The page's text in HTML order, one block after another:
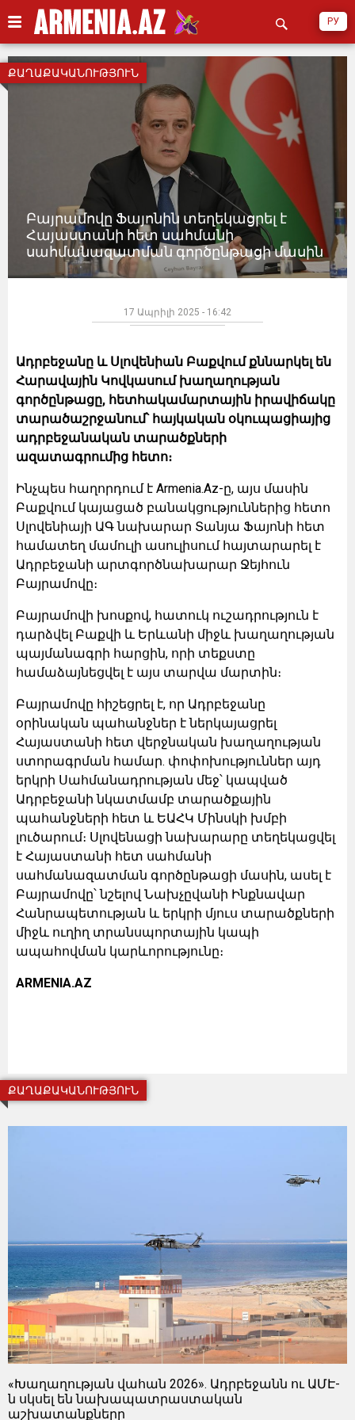
РУ
Բայրամովը Ֆայոնին տեղեկացրել է
Հայաստանի հետ սահմանի
սահմանազատման գործընթացի մասին
ՔԱՂԱՔԱԿԱՆՈՒԹՅՈՒՆ
17 Ապրիլի 2025 - 16:42
Ադրբեջանը և Սլովենիան Բաքվում քննարկել են
Հարավային Կովկասում խաղաղության
գործընթացը, հետհակամարտային իրավիճակը
տարածաշրջանում՝ հայկական օկուպացիայից
ադրբեջանական տարածքների
ազատագրումից հետո։
Ինչպես հաղորդում է Armenia.Az-ը, այս մասին
Բաքվում կայացած բանակցություններից հետո
Սլովենիայի ԱԳ նախարար Տանյա Ֆայոնի հետ
համատեղ մամուլի ասուլիսում հայտարարել է
Ադրբեջանի արտգործնախարար Ջեյհուն
Բայրամովը։
Բայրամովի խոսքով, հատուկ ուշադրություն է
դարձվել Բաքվի և Երևանի միջև խաղաղության
պայմանագրի հարցին, որի տեքստը
համաձայնեցվել է այս տարվա մարտին։
Բայրամովը հիշեցրել է, որ Ադրբեջանը
օրինական պահանջներ է ներկայացրել
Հայաստանի հետ վերջնական խաղաղության
ստորագրման համար. փոփոխություններ այդ
երկրի Սահմանադրության մեջ՝ կապված
Ադրբեջանի նկատմամբ տարածքային
պահանջների հետ և ԵԱՀԿ Մինսկի խմբի
լուծարում։ Սլովենացի նախարարը տեղեկացվել
է Հայաստանի հետ սահմանի
սահմանազատման գործընթացի մասին, ասել է
Բայրամովը՝ նշելով Նախչըվանի Ինքնավար
Հանրապետության և երկրի մյուս տարածքների
միջև ուղիղ տրանսպորտային կապի
ապահովման կարևորությունը։
ARMENIA.AZ
ՔԱՂԱՔԱԿԱՆՈՒԹՅՈՒՆ
«Խաղաղության վահան 2026». Ադրբեջանն ու ԱՄԷ-
ն սկսել են նախապատրաստական ​​
աշխատանքները